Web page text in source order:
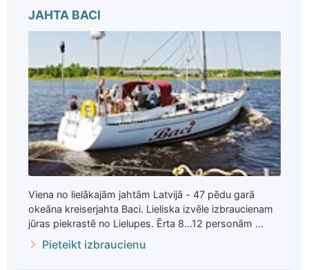
JAHTA BACI
Viena no lielākajām jahtām Latvijā - 47 pēdu garā
okeāna kreiserjahta Baci. Lieliska izvēle izbraucienam
jūras piekrastē no Lielupes. Ērta 8...12 personām ...
Pieteikt izbraucienu